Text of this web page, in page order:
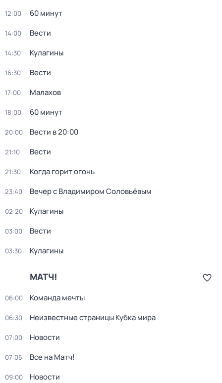
12:00 60 минут
14:00 Вести
14:30 Кулагины
16:30 Вести
17:00 Малахов
18:00 60 минут
20:00 Вести в 20:00
21:10 Вести
21:30 Когда горит огонь
23:40 Вечер с Владимиром Соловьёвым
02:20 Кулагины
03:00 Вести
03:30 Кулагины
МАТЧ!
06:00 Команда мечты
06:30 Неизвестные страницы Кубка мира
07:00 Новости
07:05 Все на Матч!
09:00 Новости